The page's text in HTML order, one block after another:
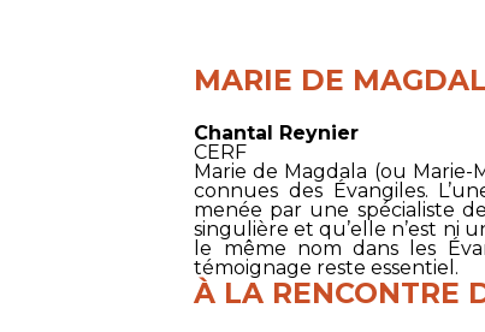
MARIE DE
Chantal Reynier
CERF
Marie de Magdala (ou
connues des Évangiles.
menée par une spécialiste
singulière et qu’elle n’est ni
le même nom dans les
témoignage reste essentiel.
À LA RENCONTRE